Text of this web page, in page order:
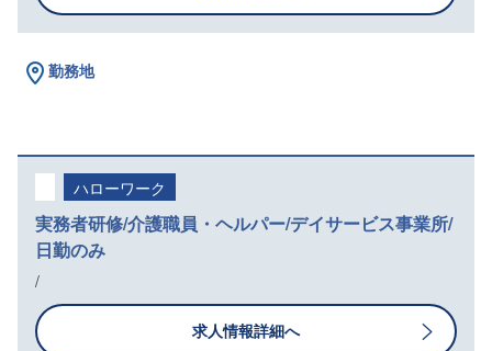
勤務地
ハローワーク
実務者研修/介護職員・ヘルパー/デイサービス事業所/
日勤のみ
/
求人情報詳細へ